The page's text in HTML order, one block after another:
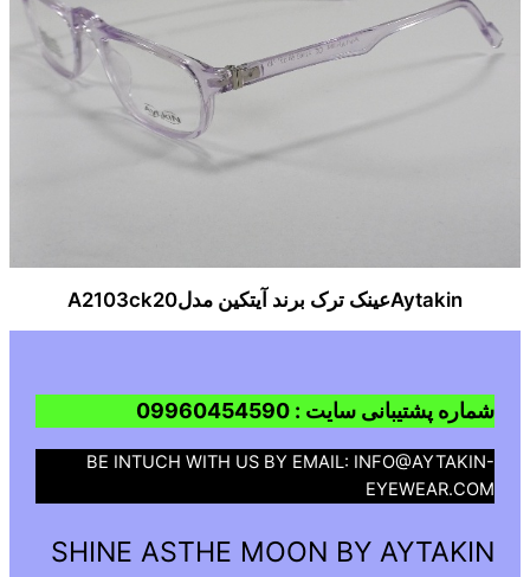
Aytakinعینک ترک برند آیتکین مدلA2103ck20
شماره پشتیبانی سایت : 09960454590
BE INTUCH WITH US BY EMAIL: INFO@AYTAKIN-
EYEWEAR.COM
SHINE ASTHE MOON BY AYTAKIN